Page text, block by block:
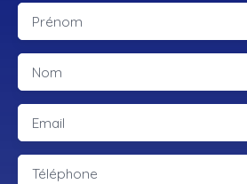
Prénom
Nom
Email
Téléphone